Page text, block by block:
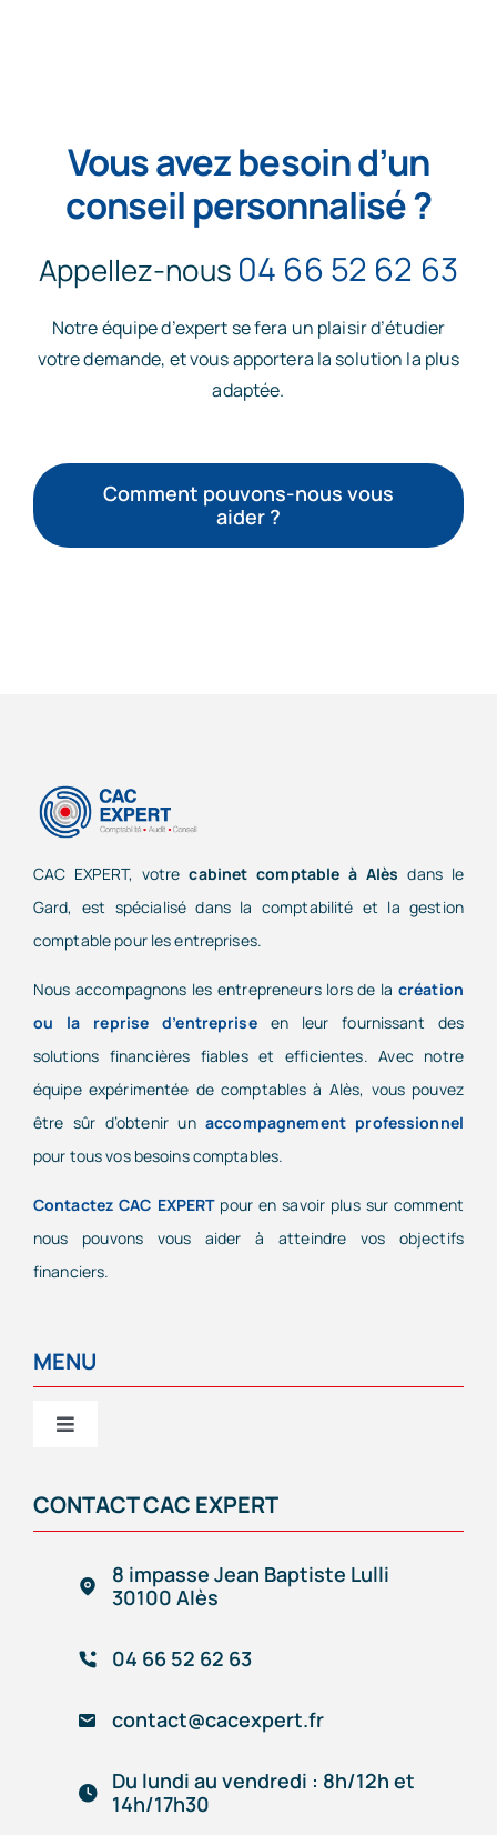
Vous avez besoin d’un
conseil personnalisé ?
Appellez-nous 04 66 52 62 63
Notre équipe d’expert se fera un plaisir d’étudier
votre demande, et vous apportera la solution la plus
adaptée.
Comment pouvons-nous vous
aider ?
CAC EXPERT, votrecabinet comptable à Alès dans le
Gard, est spécialisé dans la comptabilité et la gestion
comptable pour les entreprises.
Nous accompagnons les entrepreneurs lors de la création
ou la reprise d’entrepriseen leur fournissant des
solutions financières fiables et efficientes. Avec notre
équipe expérimentée de comptables à Alès, vous pouvez
être sûr d’obtenir unaccompagnement professionnel
pour tous vos besoins comptables.
Contactez CAC EXPERTpour en savoir plus sur comment
nous pouvons vous aider à atteindre vos objectifs
financiers.
MENU
Toggle
Outils de gestion connectés
CONTACT CAC EXPERT
8 impasse Jean Baptiste Lulli
30100 Alès
04 66 52 62 63
contact@cacexpert.fr
Du lundi au vendredi : 8h/12h et
14h/17h30